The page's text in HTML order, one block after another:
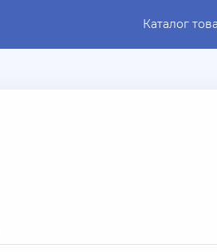
Каталог